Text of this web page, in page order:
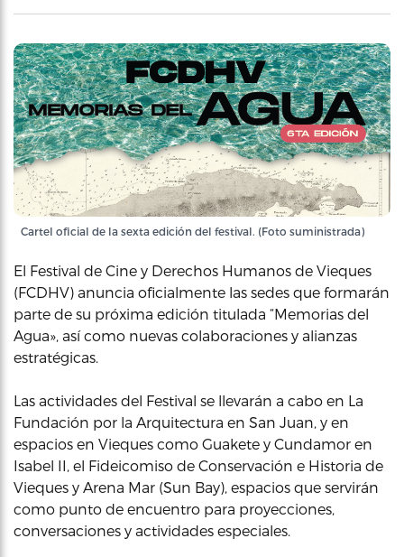
Cartel oficial de la sexta edición del festival. (Foto suministrada)
El Festival de Cine y Derechos Humanos de Vieques
(FCDHV) anuncia oficialmente las sedes que formarán
parte de su próxima edición titulada “Memorias del
Agua», así como nuevas colaboraciones y alianzas
estratégicas.
Las actividades del Festival se llevarán a cabo en La
Fundación por la Arquitectura en San Juan, y en
espacios en Vieques como Guakete y Cundamor en
Isabel II, el Fideicomiso de Conservación e Historia de
Vieques y Arena Mar (Sun Bay), espacios que servirán
como punto de encuentro para proyecciones,
conversaciones y actividades especiales.